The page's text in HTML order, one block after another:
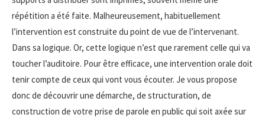
répétition a été faite. Malheureusement, habituellement
l’intervention est construite du point de vue de l’intervenant.
Dans sa logique. Or, cette logique n’est que rarement celle qui va
toucher l’auditoire. Pour être efficace, une intervention orale doit
tenir compte de ceux qui vont vous écouter. Je vous propose
donc de découvrir une démarche, de structuration, de
construction de votre prise de parole en public qui soit axée sur